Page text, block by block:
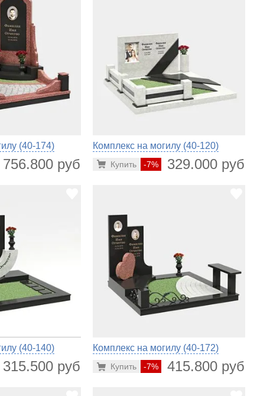
(40-174)
756.800 руб.
Комплекс на могилу (40-120)
-7% 329.000 руб.
Купить
(40-140)
315.500 руб.
Комплекс на могилу (40-172)
-7% 415.800 руб.
Купить